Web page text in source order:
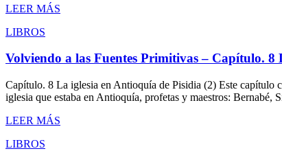
LEER MÁS
LIBROS
Volviendo a las Fuentes Primitivas – Capítulo.
Capítulo. 8 La iglesia en Antioquía de Pisidia (2) Este capítulo
iglesia que estaba en Antioquía, profetas y maestros:
LEER MÁS
LIBROS